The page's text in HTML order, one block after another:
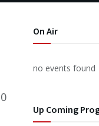
0
On Air
no events found
Up Coming